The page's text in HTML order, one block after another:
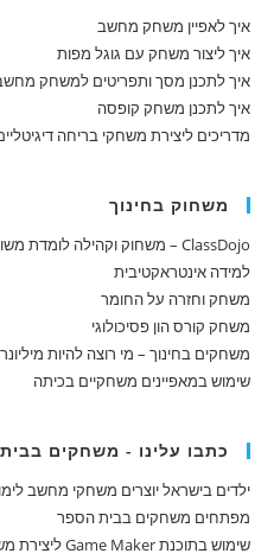
איך לאפיין משחק מחשב
איך ליצור משחק עם גוגל מפות
איך לתכנן מסך ותפריטים למשחק
איך לתכנן משחק קופסה
מדריכים ליצירת משחקי בריחה
משחוק בחינוך
ClassDojo – משחוק וקהילה לומדת משותפת
למידה אינטראקטיבית
משחק וחזרה על החומר
משחק קורס הון פסיכולוגי
משחקים בחינוך – מי רוצה להיות
שימוש במאפיינים משחקיים בכיתה
כתבו עלינו - משחקים
ילדים בישראל יוצרים משחקי מחשב
מפתחים משחקים בבית הספר
שימוש בתוכנת Game Maker ליצירת משחק לימודי רציני